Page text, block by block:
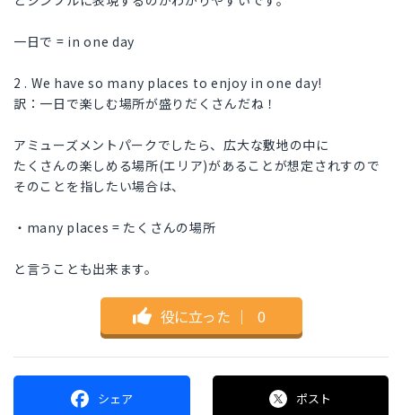
一日で = in one day
2 . We have so many places to enjoy in one day!
訳：一日で楽しむ場所が盛りだくさんだね！
アミューズメントパークでしたら、広大な敷地の中に
たくさんの楽しめる場所(エリア)があることが想定されすので
そのことを指したい場合は、
・many places = たくさんの場所
と言うことも出来ます。
役に立った ｜ 0
シェア ポスト